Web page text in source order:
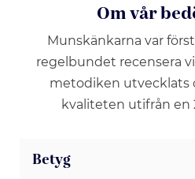
Om vår
Munskänkarna var
regelbundet recensera
metodiken utvecklats
kvaliteten utifrån en
Betyg